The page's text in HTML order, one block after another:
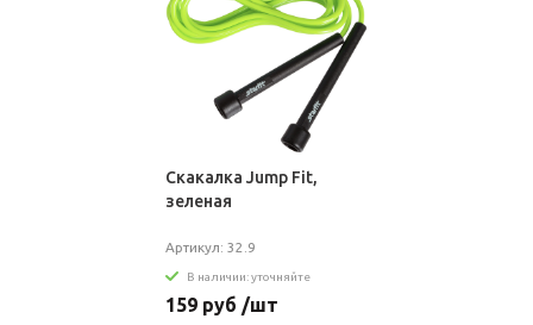
Скакалка Jump Fit,
зеленая
Артикул: 32.9
В наличии: уточняйте
159 руб /шт